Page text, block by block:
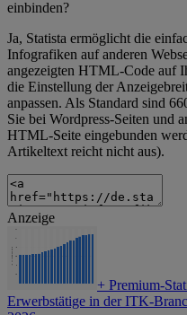
einbinden?
Ja, Statista ermöglicht die
Infografiken auf anderen
angezeigten HTML-Code auf
die Einstellung der
anpassen. Als Standard sind
Sie bei Wordpress-Seiten und
HTML-Seite eingebunden
Artikeltext reicht nicht aus).
Anzeige
+ Premium-
Erwerbstätige in der ITK-